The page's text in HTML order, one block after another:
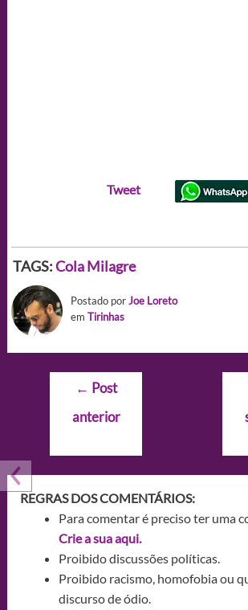
Tweet
TAGS:ColaMilagre
Postado porJoe Loreto
em Tirinhas
Navegação
Post
← Post
anterior
REGRAS DOS COMENTÁRIOS:
Para comentar é preciso ter uma
Crie a sua aqui.
Proibido discussões políticas.
Proibido racismo, homofobia ou
discurso de ódio.